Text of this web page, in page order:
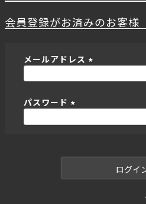
会員登録がお済みのお客様
メールアドレス
パスワード
)
ログイ